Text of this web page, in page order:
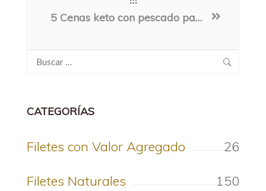
5 Cenas keto con pescado para empezar el año (sin romper la dieta)
Buscar:
CATEGORÍAS
Filetes con Valor Agregado 26
Filetes Naturales 150